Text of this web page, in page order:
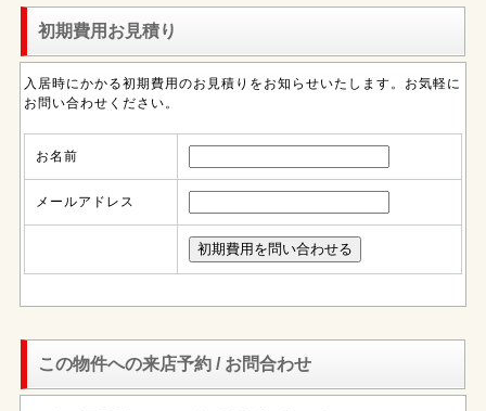
初期費用お見積り
入居時にかかる初期費用のお見積りをお知らせいたします。お気軽に
お問い合わせください。
お名前
メールアドレス
この物件への来店予約 / お問合わせ